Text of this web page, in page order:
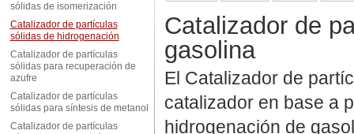
sólidas de isomerización
Catalizador de partículas
sólidas de hidrogenación
Catalizador de partículas
sólidas para recuperación de
azufre
Catalizador de partículas
sólidas para síntesis de metanol
Catalizador de partículas
Catalizador de
gasolina
El Catalizador de
catalizador en base a
hidrogenación de